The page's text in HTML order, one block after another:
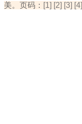
美。 页码： [1] [2] [3] [4]